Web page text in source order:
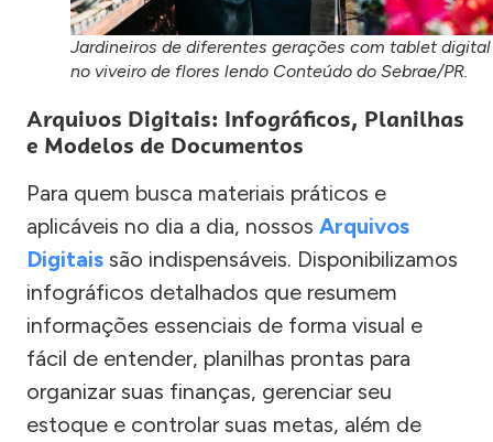
Jardineiros de diferentes gerações com tablet digital
no viveiro de flores lendo Conteúdo do Sebrae/PR.
Arquivos Digitais: Infográficos, Planilhas
e Modelos de Documentos
Para quem busca materiais práticos e
aplicáveis no dia a dia, nossos Arquivos
Digitais são indispensáveis. Disponibilizamos
infográficos detalhados que resumem
informações essenciais de forma visual e
fácil de entender, planilhas prontas para
organizar suas finanças, gerenciar seu
estoque e controlar suas metas, além de